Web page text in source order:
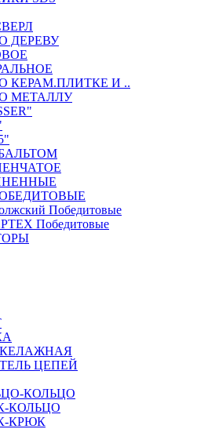
ДЕРЕВУ
КЕРАМ.ПЛИТКЕ И ..
МЕТАЛЛУ
Победитовые
Победитовые
ЦЕПЕЙ
КОЛЬЦО
КОЛЬЦО
КРЮК